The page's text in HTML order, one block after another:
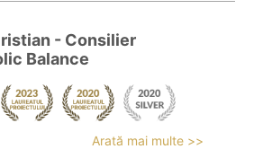
- Consilier
Balance
Arată mai multe >>